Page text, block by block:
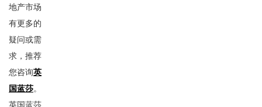
地产市场
有更多的
疑问或需
求，推荐
您咨询英
国蓝莎。
英国蓝莎